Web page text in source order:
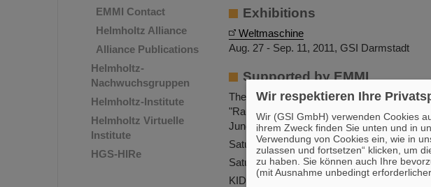
EMMI Contact
Helmholtz Alliance
Alliance Publications
Helmholtz-
Nachwuchsgruppen
Helmholtz-Institute
Helmholtz Virtuelle
Institute
HGS-HIRe
Exhibitions
Weltmaschine
Aug. 27 - Sep. 11, 2011, GSI Darmstadt
Supported by EMMI
Themenabend zur Endlagerung radioaktiver
"Raus aus der Kernenergie, rein ins
June 20, 2017, Schuldorf Bergstrasse
Saturday Morning Physics 2013
Saturday Morning Physics 2012
KID - Kinderuni Darmstadt 2011
Wir respektieren Ihre
Wir (GSI GmbH) verwenden Cookies
ihrem Zweck finden Sie unten und in
Verwendung von Cookies ein, wie in
zulassen und fortsetzen“ klicken, um
zu haben. Sie können auch Ihre
(mit Ausnahme unbedingt